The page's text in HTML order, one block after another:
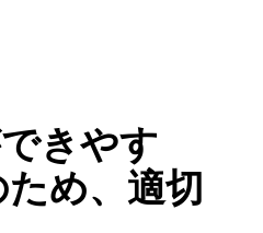
きやす
め、適切